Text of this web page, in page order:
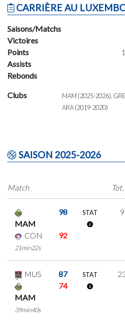
CARRIÈRE AU
Saisons/Matchs
Victoires
Points
Assists
Rebonds
Clubs
MAM (2025-2026),
ARA (2019-2020)
SAISON 2025-2026
Match
Tot.
MAM
98
CON 92
21min22s
STAT 9
MUS 87
MAM
74
39min40s
STAT